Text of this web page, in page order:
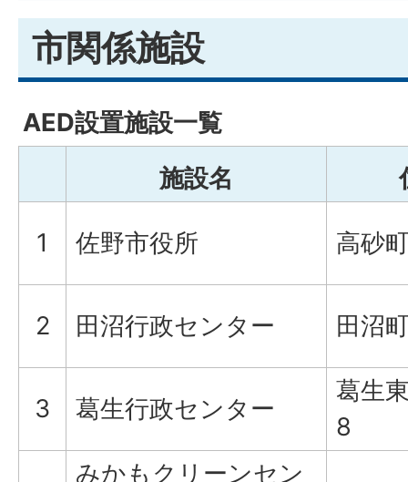
市関係施設
AED設置施設一覧
施設名
1 佐野市役所 高砂
2 田沼行政センター 田沼
3 葛生行政センター
葛生
8
みかもクリーンセン